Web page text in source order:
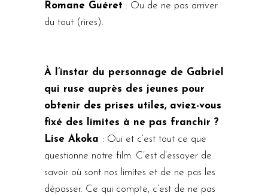
Romane Guéret : Ou de ne pas arriver
du tout (rires).
À l’instar du personnage de Gabriel
qui ruse auprès des jeunes pour
obtenir des prises utiles, aviez-vous
fixé des limites à ne pas franchir ?
Lise Akoka : Oui et c’est tout ce que
questionne notre film. C’est d’essayer de
savoir où sont nos limites et de ne pas les
dépasser. Ce qui compte, c’est de ne pas